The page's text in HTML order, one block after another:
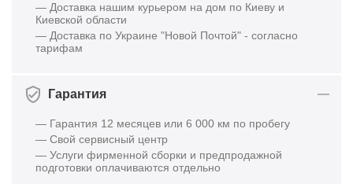
— Доставка нашим курьером на дом по Киеву и
Киевской области
— Доставка по Украине "Новой Почтой" - согласно
тарифам
Гарантия
— Гарантия 12 месяцев или 6 000 км по пробегу
— Свой сервисный центр
— Услуги фирменной сборки и предпродажной
подготовки оплачиваются отдельно